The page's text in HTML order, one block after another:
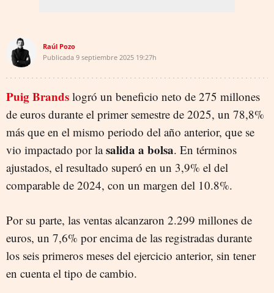
Raúl Pozo
Publicada 9 septiembre 2025 19:27h
Puig Brands logró un beneficio neto de 275 millones
de euros durante el primer semestre de 2025, un 78,8%
más que en el mismo periodo del año anterior, que se
vio impactado por lasalida a bolsa. En términos
ajustados, el resultado superó en un 3,9% el del
comparable de 2024, con un margen del 10.8%.
Por su parte, las ventas alcanzaron 2.299 millones de
euros, un 7,6% por encima de las registradas durante
los seis primeros meses del ejercicio anterior, sin tener
en cuenta el tipo de cambio.